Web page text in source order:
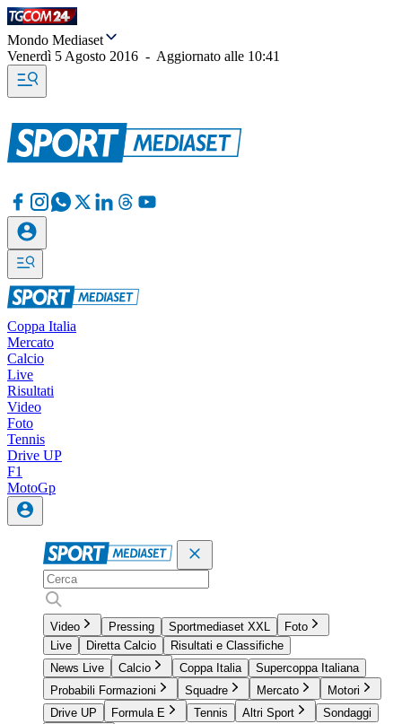
Mondo Mediaset
Venerdì 5 Agosto 2016 - Aggiornato alle 10:41
Coppa Italia
Mercato
Calcio
Live
Risultati
Video
Foto
Tennis
Drive UP
F1
MotoGp
Video Pressing Sportmediaset XXL
Foto
Live
Diretta Calcio
Risultati e Classifiche
News Live
Calcio Coppa Italia
Supercoppa Italiana
Probabili Formazioni
Squadre Mercato
Motori
Drive UP
Formula E Tennis Altri Sport
Sondaggi